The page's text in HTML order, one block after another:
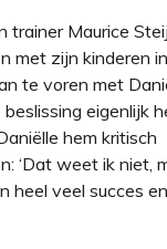
trainer Maurice
met zijn kinderen
te voren met
beslissing eigenlijk
hem kritisch
‘Dat weet ik niet,
heel veel succes